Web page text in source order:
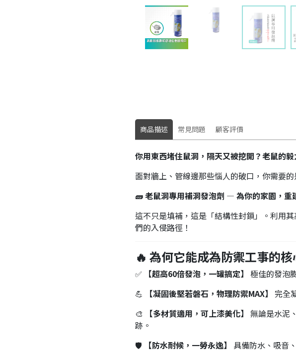
商品描述 常見問題 顧客評價
你用東西堵住鼠洞，隔天又被挖開？老鼠的
面對牆上、管線邊那些惱人的破口，你需要
🧱 老鼠洞專用補洞發泡劑 — 為你的家園，重
這不只是填補，這是「結構性封鎖」。利用
們的入侵路徑！
🔥 為何它能成為防禦工事的
✅ 【超高60倍發泡，一罐搞定】 極佳的發泡
💪
【凝固後堅若磐石，物理防禦MAX】
完全
🎨
【多材質適用，可上漆美化】 無論是水泥
跡。
🛡️
【防水耐候，一勞永逸】 具備防水、吸音